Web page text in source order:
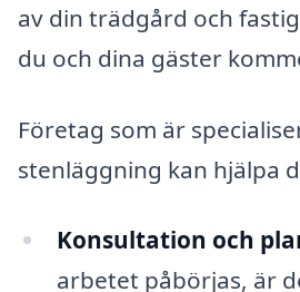
av din trädgård och
du och dina gäster
Företag som är
stenläggning kan hjälpa
Konsultation och
arbetet påbörjas, är